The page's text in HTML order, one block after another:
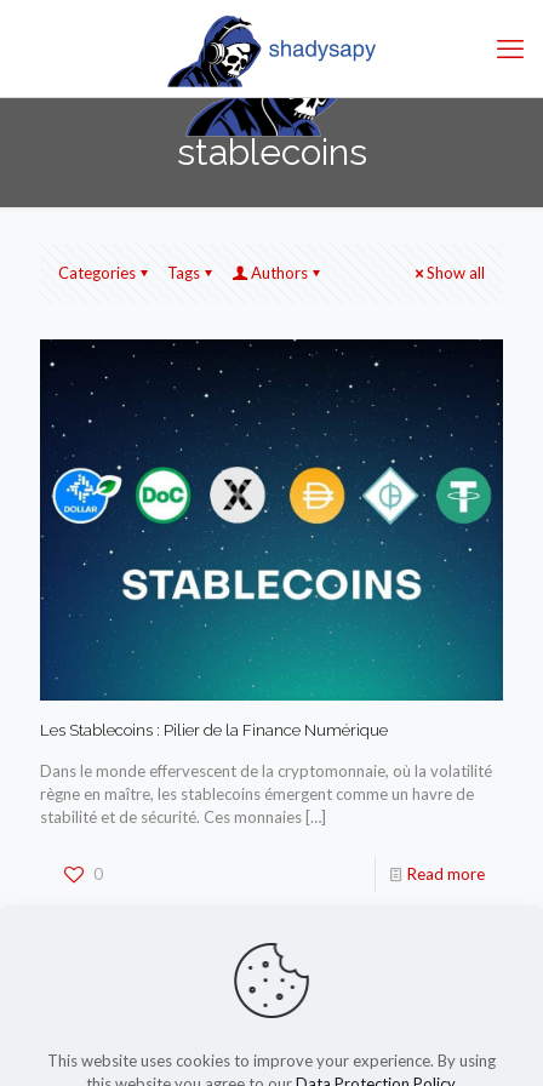
stablecoins
Categories Tags Authors Show all
Les Stablecoins : Pilier de la Finance Numérique
Dans le monde effervescent de la cryptomonnaie, où la volatilité
règne en maître, les stablecoins émergent comme un havre de
stabilité et de sécurité. Ces monnaies […]
0 Read more
This website uses cookies to improve your experience. By using